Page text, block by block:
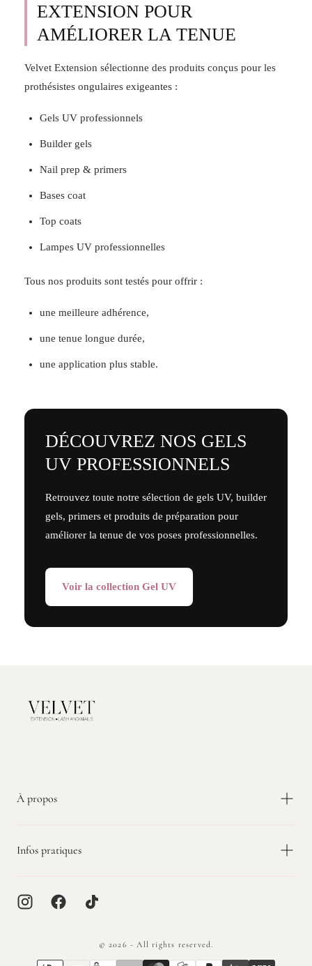
EXTENSION POUR
AMÉLIORER LA TENUE
Velvet Extension sélectionne des produits conçus pour les
prothésistes ongulaires exigeantes :
Gels UV professionnels
Builder gels
Nail prep & primers
Bases coat
Top coats
Lampes UV professionnelles
Tous nos produits sont testés pour offrir :
une meilleure adhérence,
une tenue longue durée,
une application plus stable.
DÉCOUVREZ NOS GELS
UV PROFESSIONNELS
Retrouvez toute notre sélection de gels UV, builder
gels, primers et produits de préparation pour
améliorer la tenue de vos poses professionnelles.
Voir la collection Gel UV
À propos
Infos pratiques
© 2026 - All rights reserved.
{"title"=>"Méthodes